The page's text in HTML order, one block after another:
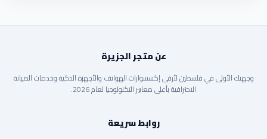
عن متجر الجزيرة
وجهتك الأولى في فلسطين لأرقى إكسسوارات الهواتف والأجهزة الذكية وخدمات الصيانة
الاحترافية بأعلى معايير التكنولوجيا لعام 2026.
روابط سريعة